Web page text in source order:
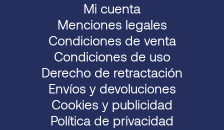
Mi cuenta
Menciones legales
Condiciones de venta
Condiciones de uso
Derecho de retractación
Envíos y devoluciones
Cookies y publicidad
Política de privacidad